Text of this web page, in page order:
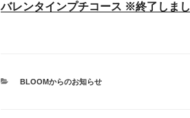
バレンタインプチコース ※終了しま
カ
BLOOMからのお知らせ